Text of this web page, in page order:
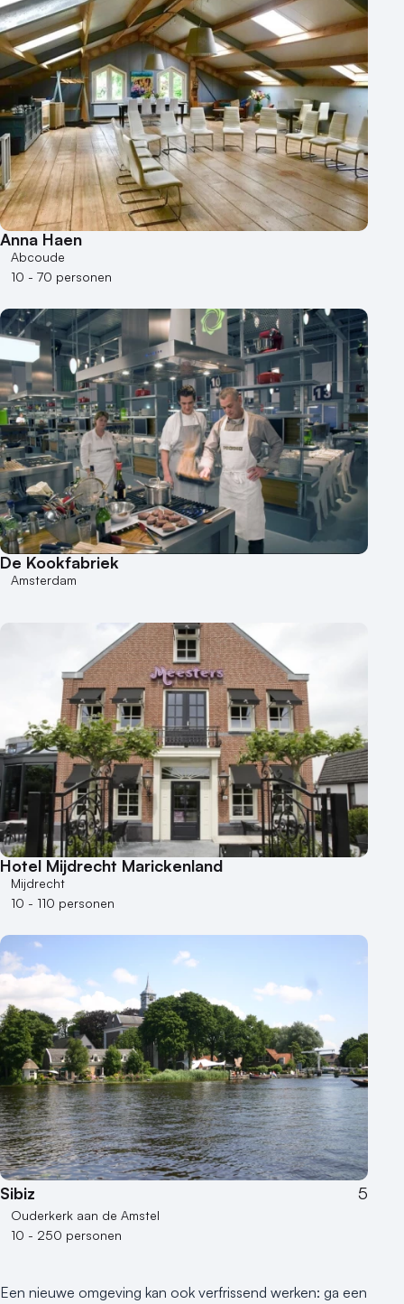
Anna Haen
Abcoude
10 - 70 personen
De Kookfabriek
Amsterdam
Hotel Mijdrecht Marickenland
Mijdrecht
10 - 110 personen
Sibiz 5
Ouderkerk aan de Amstel
10 - 250 personen
Een nieuwe omgeving kan ook verfrissend werken: ga een